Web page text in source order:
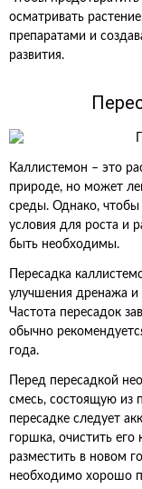
осматривать
препаратами и
развития.
Каллистемон – это
природе, но может
среды. Однако, чтобы
условия для роста и
быть необходимы.
Пересадка
улучшения дренажа
Частота пересадок
обычно
года.
Перед пересадкой
смесь, состоящую из
пересадке следует
горшка, очистить его
разместить в новом
необходимо хорошо